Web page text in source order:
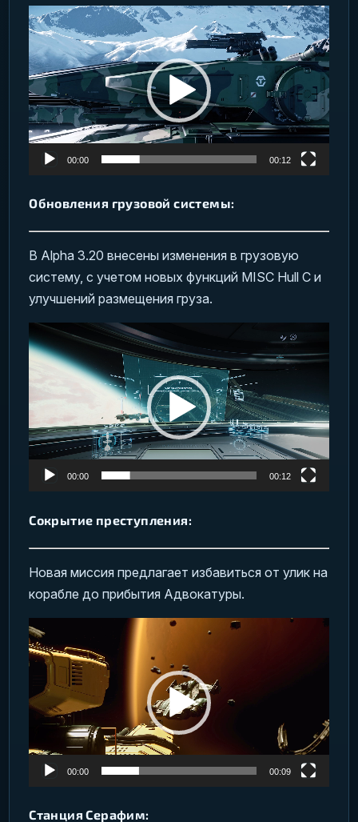
Видеоплеер
00:00 00:12
Обновления грузовой системы:
В Alpha 3.20 внесены изменения в грузовую
систему, с учетом новых функций MISC Hull C и
улучшений размещения груза.
Видеоплеер
00:00 00:12
Сокрытие преступления:
Новая миссия предлагает избавиться от улик на
корабле до прибытия Адвокатуры.
Видеоплеер
00:00 00:09
Станция Серафим: